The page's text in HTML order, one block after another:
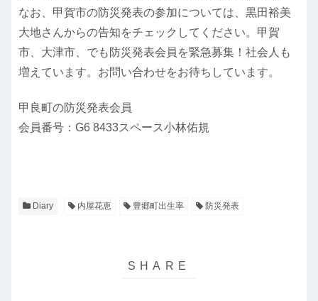
なお、甲賀市の防災発表の参加については、黒田裕美
大地さんからの告知をチェックしてください。甲賀
市、大津市、でも防災発表会員を緊急募集！社会人も
増えています。お問い合わせをお待ちしています。
甲良町の防災発表会員
会員番号：G6 8433スペース小林佑規
Diary 内屋花恵 豊郷町出生率 防災発表